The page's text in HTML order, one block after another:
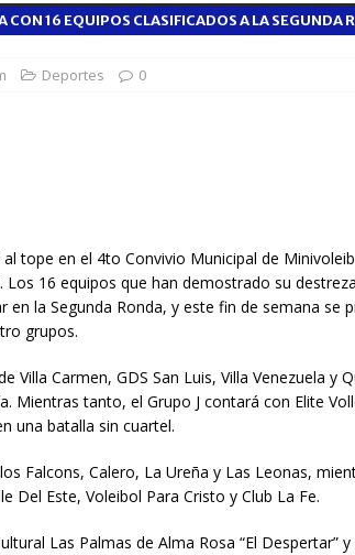
y nuevos proyectos para la capital
a La Vega
SALUD
durante operativo en Hato Mayor
16 EQUIPOS CLASIFICADOS A LA SEGUNDA
Deportes 0
tope en el 4to Convivio Municipal de
16 equipos que han demostrado su
la Segunda Ronda, y este fin de semana se
grupos.
Villa Carmen, GDS San Luis, Villa Venezuela y
Mientras tanto, el Grupo J contará con Elite
una batalla sin cuartel.
Falcons, Calero, La Ureña y Las Leonas,
Del Este, Voleibol Para Cristo y Club La Fe.
Las Palmas de Alma Rosa “El Despertar”